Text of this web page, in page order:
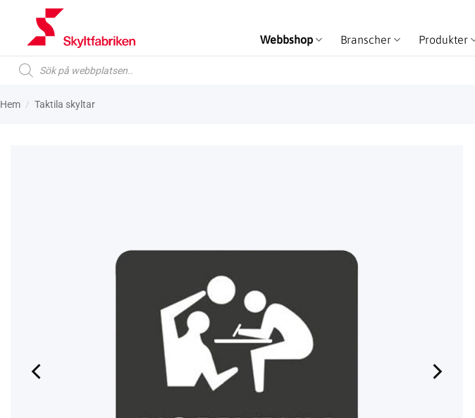
content
Webbshop Branscher Produkter
Hem / Taktila skyltar